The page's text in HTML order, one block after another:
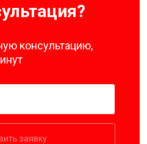
консультацию,
заявку